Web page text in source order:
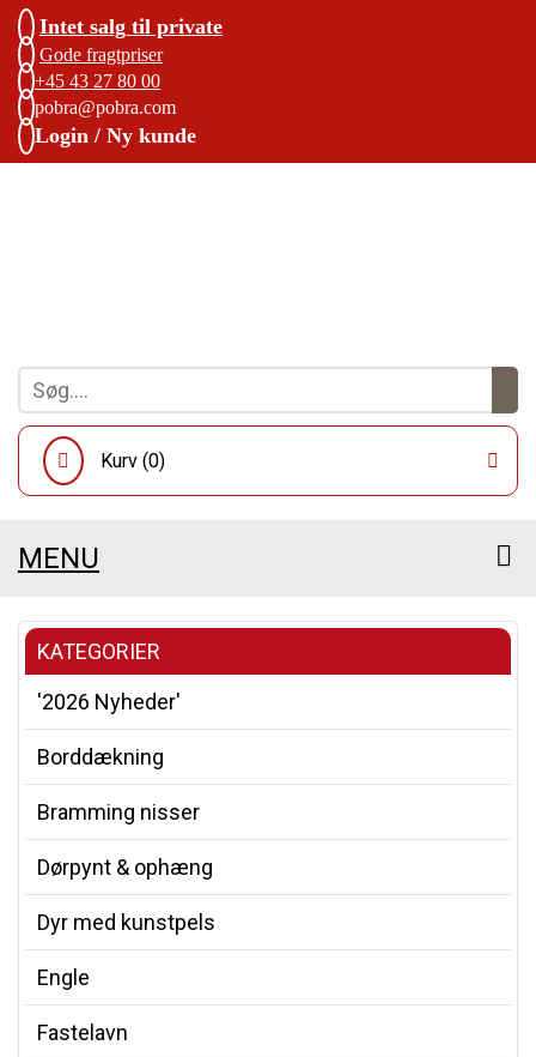
Intet salg til private
Gode fragtpriser
+45 43 27 80 00
pobra@pobra.com
Login / Ny kunde
Kurv (0)
MENU
KATEGORIER
'2026 Nyheder'
Borddækning
Bramming nisser
Dørpynt & ophæng
Dyr med kunstpels
Engle
Fastelavn